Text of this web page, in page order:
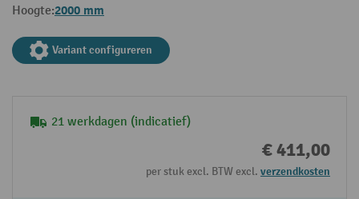
Hoogte:2000 mm
Variant configureren
21 werkdagen (indicatief)
€ 411,00
per stuk excl. BTW excl. verzendkosten